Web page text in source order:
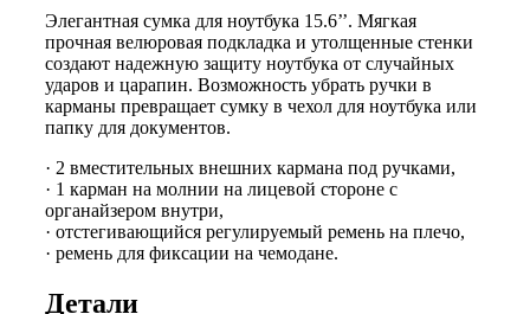
''
Элегантная сумка для ноутбука 15.6’’. Мягкая
прочная велюровая подкладка и утолщенные стенки
создают надежную защиту ноутбука от случайных
ударов и царапин. Возможность убрать ручки в
карманы превращает сумку в чехол для ноутбука или
папку для документов.
· 2 вместительных внешних кармана под ручками,
· 1 карман на молнии на лицевой стороне с
органайзером внутри,
· отстегивающийся регулируемый ремень на плечо,
· ремень для фиксации на чемодане.
Детали